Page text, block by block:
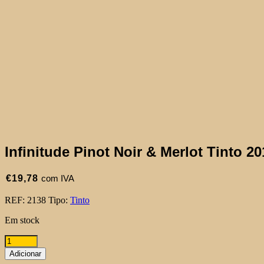
Infinitude Pinot Noir & Merlot Tinto
€19,78 com IVA
REF: 2138 Tipo: Tinto
Em stock
Quantidade
de
Infinitude
Adicionar